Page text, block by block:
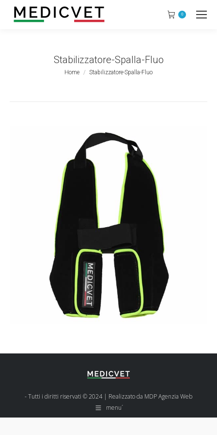
0
Stabilizzatore-Spalla-Fluo
Tu sei qui:
Home Stabilizzatore-Spalla-Fluo
- Tutti i diritti riservati © 2024 | Realizzato da MDP Agenzia Web
menu´